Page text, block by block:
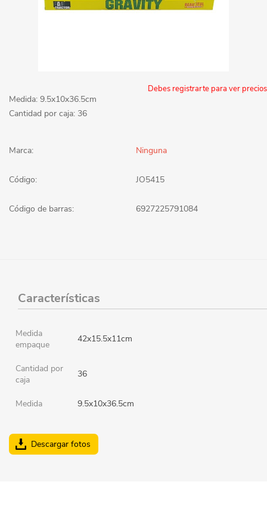
Debes registrarte para ver precios
Medida: 9.5x10x36.5cm
Cantidad por caja: 36
Marca: Ninguna
Código: JO5415
Código de barras: 6927225791084
Características
Medida
empaque
42x15.5x11cm
Cantidad por
caja
36
Medida 9.5x10x36.5cm
Descargar fotos